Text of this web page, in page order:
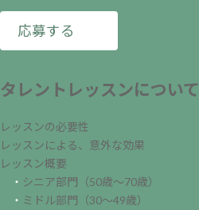
応募する
タレントレッスンについて
レッスンの必要性
レッスンによる、意外な効果
レッスン概要
・ シニア部門（50歳～70歳）
・ ミドル部門（30～49歳）